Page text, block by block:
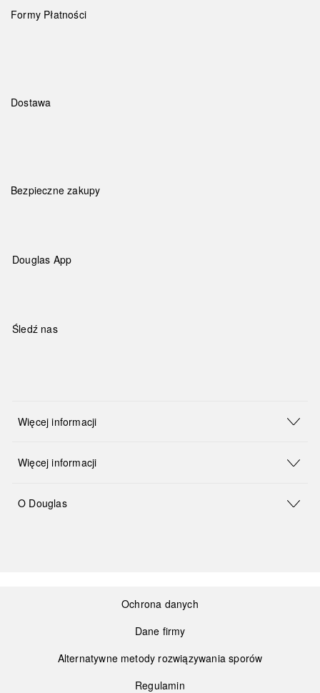
Formy Płatności
Dostawa
Bezpieczne zakupy
Douglas App
Śledź nas
Więcej informacji
Więcej informacji
O Douglas
Ochrona danych
Dane firmy
Alternatywne metody rozwiązywania sporów
Regulamin